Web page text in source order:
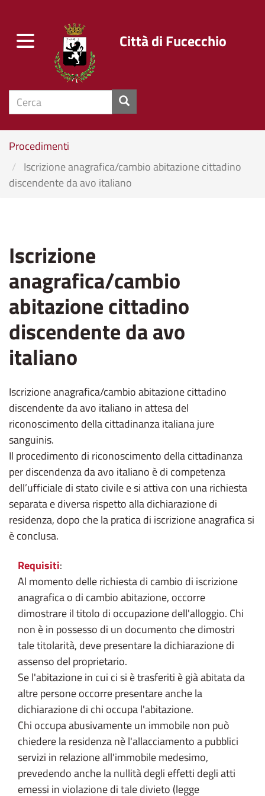
Salta
contenuto
principale
Procedimenti
Iscrizione anagrafica/cambio abitazione cittadino
discendente da avo italiano
Toggle
navigation
Città di Fucecchio
cerca
Iscrizione
anagrafica/cambio
abitazione cittadino
discendente da avo
italiano
Iscrizione anagrafica/cambio abitazione cittadino
discendente da avo italiano in attesa del
riconoscimento della cittadinanza italiana jure
sanguinis.
Il procedimento di riconoscimento della cittadinanza
per discendenza da avo italiano è di competenza
dell’ufficiale di stato civile e si attiva con una richiesta
separata e diversa rispetto alla dichiarazione di
residenza, dopo che la pratica di iscrizione anagrafica si
è conclusa.
Requisiti:
Al momento delle richiesta di cambio di iscrizione
anagrafica o di cambio abitazione, occorre
dimostrare il titolo di occupazione dell'alloggio. Chi
non è in possesso di un documento che dimostri
tale titolarità, deve presentare la dichiarazione di
assenso del proprietario.
Se l'abitazione in cui ci si è trasferiti è già abitata da
altre persone occorre presentare anche la
dichiarazione di chi occupa l'abitazione.
Chi occupa abusivamente un immobile non può
chiedere la residenza nè l'allacciamento a pubblici
servizi in relazione all'immobile medesimo,
prevedendo anche la nullità degli effetti degli atti
emessi in violazione di tale divieto (legge